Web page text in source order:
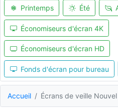
Printemps Été
Économiseurs d'écran 4K
Économiseurs d'écran HD
Fonds d'écran pour bureau
Accueil Écrans de veille Nouvel